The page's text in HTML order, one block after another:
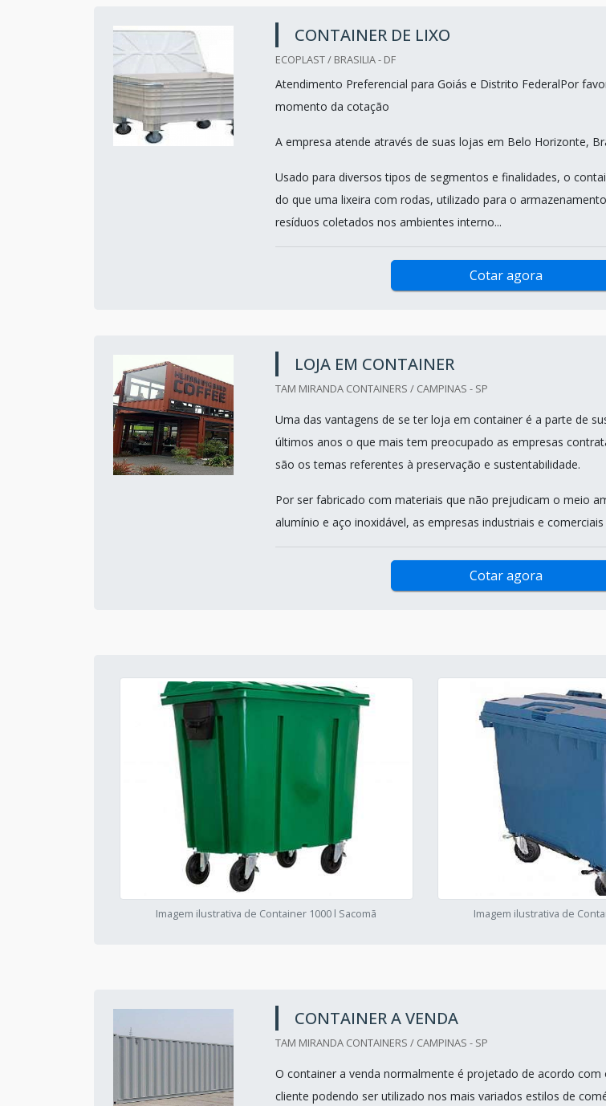
CONTAINER DE LIXO
ECOPLAST / BRASILIA - DF
Atendimento Preferencial para Goiás e Distrito FederalPor
momento da cotação
A empresa atende através de suas lojas em Belo Horizonte,
Usado para diversos tipos de segmentos e finalidades, o
do que uma lixeira com rodas, utilizado para o
resíduos coletados nos ambientes interno...
Cotar agora
LOJA EM CONTAINER
TAM MIRANDA CONTAINERS / CAMPINAS - SP
Uma das vantagens de se ter loja em container é a parte de
últimos anos o que mais tem preocupado as empresas
são os temas referentes à preservação e sustentabilidade.
Por ser fabricado com materiais que não prejudicam o meio
alumínio e aço inoxidável, as empresas industriais e comerciais
Cotar agora
Imagem ilustrativa de Container 1000 l Sacomã Imagem ilustrativa de
CONTAINER A VENDA
TAM MIRANDA CONTAINERS / CAMPINAS - SP
O container a venda normalmente é projetado de acordo com
cliente podendo ser utilizado nos mais variados estilos de